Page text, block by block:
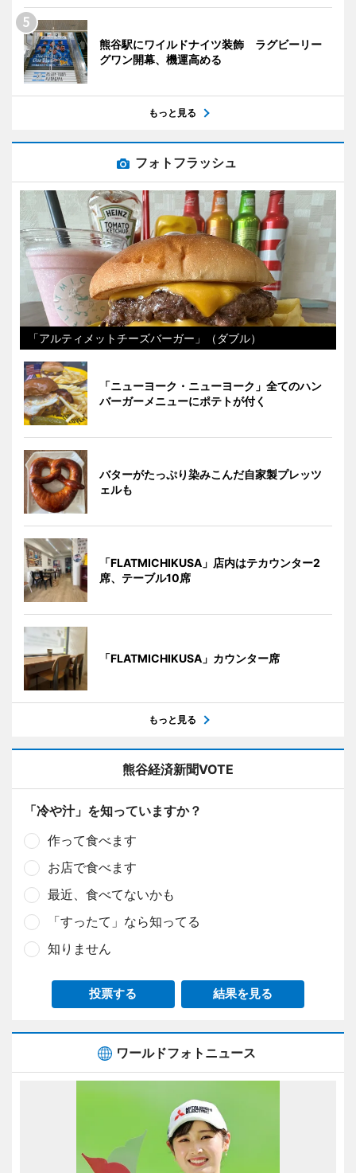
熊谷駅にワイルドナイツ装飾 ラグビーリー
グワン開幕、機運高める
もっと見る
フォトフラッシュ
「アルティメットチーズバーガー」（ダブル）
「ニューヨーク・ニューヨーク」全てのハン
バーガーメニューにポテトが付く
バターがたっぷり染みこんだ自家製プレッツ
ェルも
「FLATMICHIKUSA」店内はテカウンター2
席、テーブル10席
「FLATMICHIKUSA」カウンター席
もっと見る
熊谷経済新聞VOTE
「冷や汁」を知っていますか？
作って食べます
お店で食べます
最近、食べてないかも
「すったて」なら知ってる
知りません
投票する 結果を見る
ワールドフォトニュース